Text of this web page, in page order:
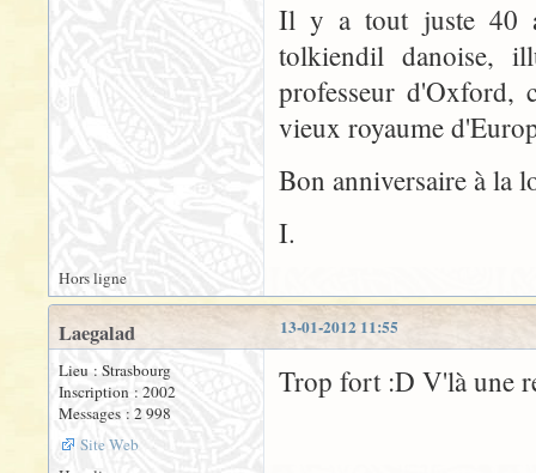
Il y a tout juste 40
tolkiendil danoise,
professeur d'Oxford,
vieux royaume
Bon anniversaire à la
I.
Hors ligne
13-01-2012 11:55
Laegalad
Lieu : Strasbourg
Inscription : 2002
Messages : 2 998
Site Web
Trop fort :D V'là une